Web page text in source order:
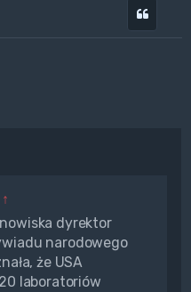
↑
dyrektor
narodowego
że USA
laboratoriów